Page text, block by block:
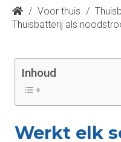
/ Voor thuis /
Thuisbatterij als
Inhoud
Werkt elk